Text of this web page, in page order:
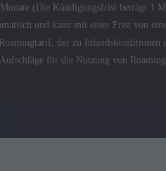
(Die Kündigungsfrist beträgt 1
und kann mit einer Frist von
der zu Inlandskonditionen
für die Nutzung von